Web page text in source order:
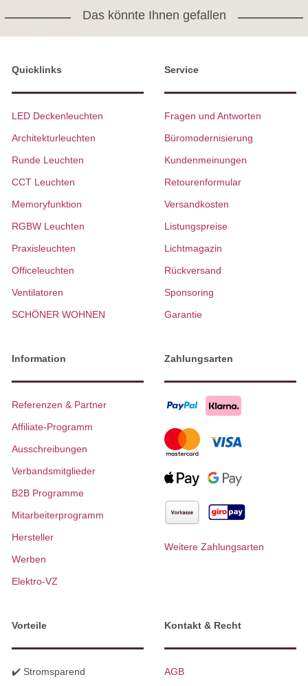
Das könnte Ihnen gefallen
Quicklinks
LED Deckenleuchten
Architekturleuchten
Runde Leuchten
CCT Leuchten
Memoryfunktion
RGBW Leuchten
Praxisleuchten
Officeleuchten
Ventilatoren
SCHÖNER WOHNEN
Service
Fragen und Antworten
Büromodernisierung
Kundenmeinungen
Retourenformular
Versandkosten
Listungspreise
Lichtmagazin
Rückversand
Sponsoring
Garantie
Information
Referenzen & Partner
Affiliate-Programm
Ausschreibungen
Verbandsmitglieder
B2B Programme
Mitarbeiterprogramm
Hersteller
Werben
Elektro-VZ
Zahlungsarten
Weitere Zahlungsarten
Vorteile
✔️ Stromsparend
Kontakt & Recht
AGB